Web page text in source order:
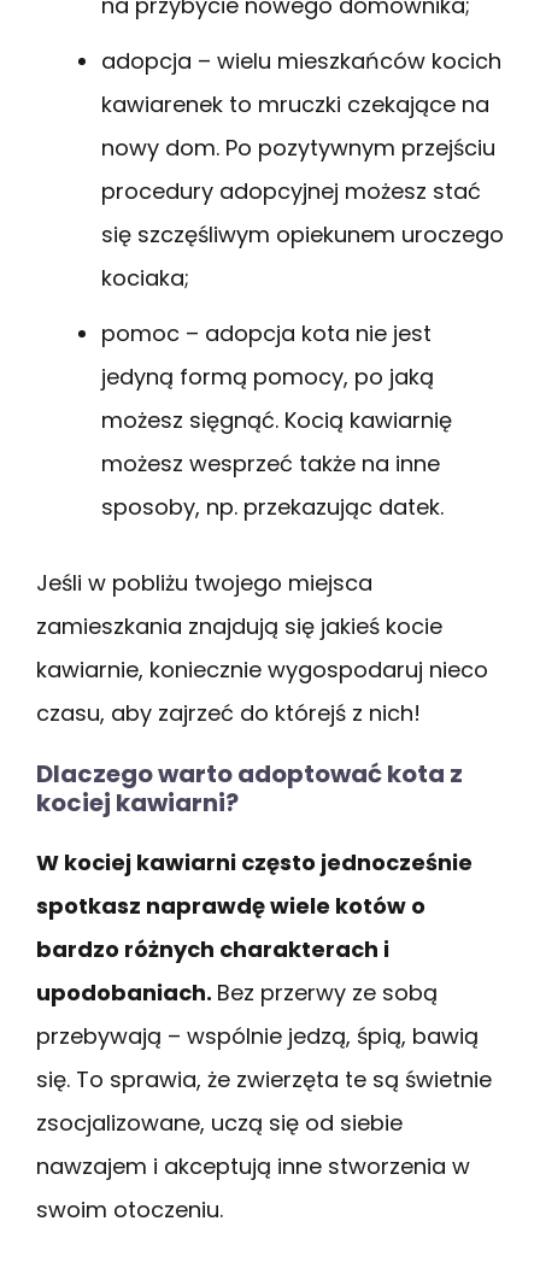
adopcja – wielu mieszkańców kocich
kawiarenek to mruczki czekające na
nowy dom. Po pozytywnym przejściu
procedury adopcyjnej możesz stać
się szczęśliwym opiekunem uroczego
kociaka;
pomoc – adopcja kota nie jest
jedyną formą pomocy, po jaką
możesz sięgnąć. Kocią kawiarnię
możesz wesprzeć także na inne
sposoby, np. przekazując datek.
Jeśli w pobliżu twojego miejsca
zamieszkania znajdują się jakieś kocie
kawiarnie, koniecznie wygospodaruj nieco
czasu, aby zajrzeć do którejś z nich!
Dlaczego warto adoptować kota z
kociej kawiarni?
W kociej kawiarni często jednocześnie
spotkasz naprawdę wiele kotów o
bardzo różnych charakterach i
upodobaniach. Bez przerwy ze sobą
przebywają – wspólnie jedzą, śpią, bawią
się. To sprawia, że zwierzęta te są świetnie
zsocjalizowane, uczą się od siebie
nawzajem i akceptują inne stworzenia w
swoim otoczeniu.